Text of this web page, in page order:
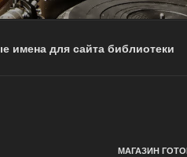
имена для сайта библиотеки
МАГАЗИН